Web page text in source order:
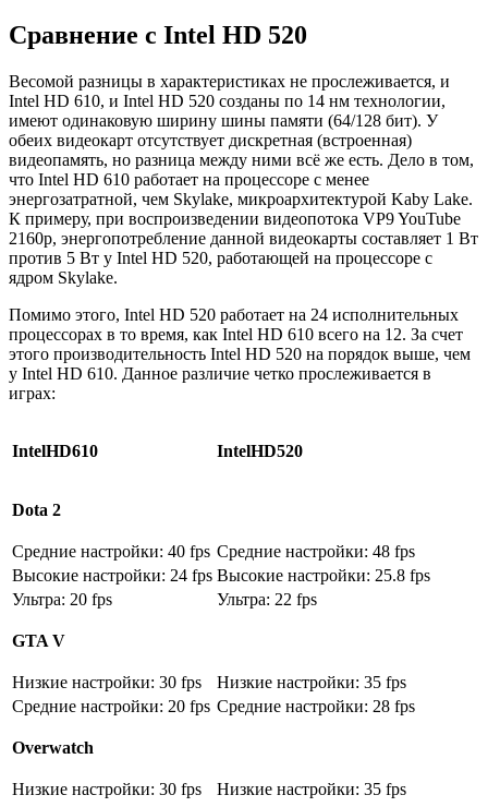
Сравнение с Intel HD 520
Весомой разницы в характеристиках не прослеживается, и
Intel HD 610, и Intel HD 520 созданы по 14 нм технологии,
имеют одинаковую ширину шины памяти (64/128 бит). У
обеих видеокарт отсутствует дискретная (встроенная)
видеопамять, но разница между ними всё же есть. Дело в том,
что Intel HD 610 работает на процессоре с менее
энергозатратной, чем Skylake, микроархитектурой Kaby Lake.
К примеру, при воспроизведении видеопотока VP9 YouTube
2160p, энергопотребление данной видеокарты составляет 1 Вт
против 5 Вт у Intel HD 520, работающей на процессоре с
ядром Skylake.
Помимо этого, Intel HD 520 работает на 24 исполнительных
процессорах в то время, как Intel HD 610 всего на 12. За счет
этого производительность Intel HD 520 на порядок выше, чем
у Intel HD 610. Данное различие четко прослеживается в
играх:
IntelHD610 IntelHD520
Dota 2
Средние настройки: 40 fps Средние настройки: 48 fps
Высокие настройки: 24 fps Высокие настройки: 25.8 fps
Ультра: 20 fps
Ультра: 22 fps
GTA V
Низкие настройки: 30 fps
Низкие настройки: 35 fps
Средние настройки: 20 fps Средние настройки: 28 fps
Overwatch
Низкие настройки: 30 fps Низкие настройки: 35 fps